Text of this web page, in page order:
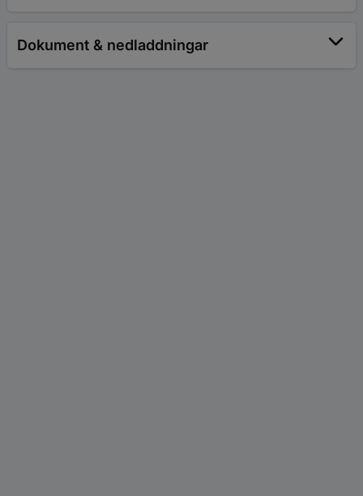
Dokument & nedladdningar